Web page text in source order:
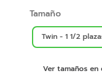
Tamaño
Twin - 1 1/2
Ver tamaños en